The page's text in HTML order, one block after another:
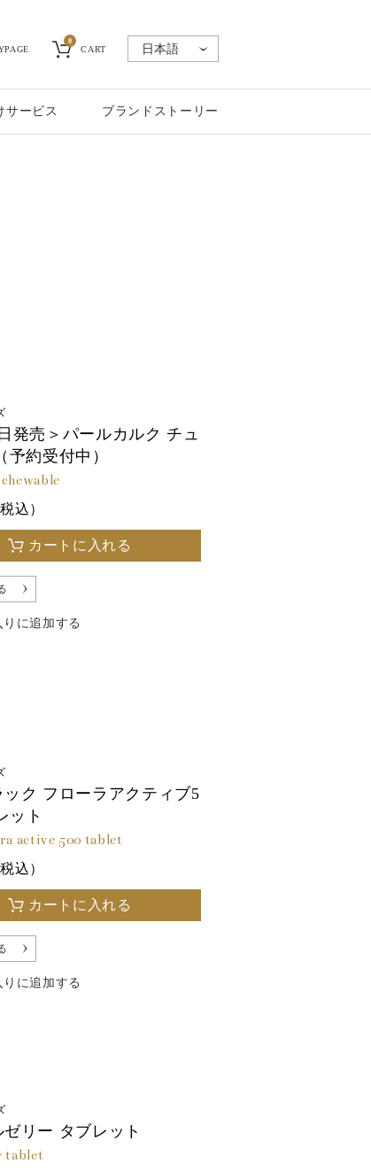
CART
0
サービス ブランドストーリー
発売＞パールカルク チュ
予約受付中）
込）
カートに入れる
に追加する
ック フローラアクティブ5
ット
active 500 tablet
込）
カートに入れる
に追加する
ゼリー タブレット
tablet